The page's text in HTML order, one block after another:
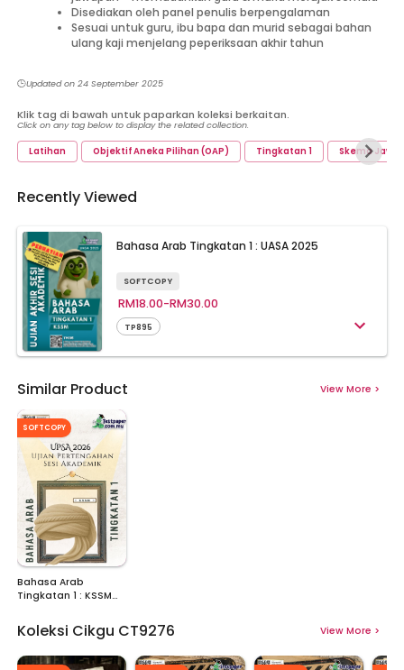
Disediakan oleh panel penulis berpengalaman
Sesuai untuk guru, ibu bapa dan murid sebagai bahan
ulang kaji menjelang peperiksaan akhir tahun
🕒Updated on 24 September 2025
Klik tag di bawah untuk paparkan koleksi berkaitan.
Click on any tag below to display the related collection.
Latihan Objektif Aneka Pilihan (OAP) Tingkatan 1 Skema
Recently Viewed
Bahasa Arab Tingkatan 1 : UASA 2025
SOFTCOPY
RM18.00-RM30.00
TP895
Similar Product View More >
SOFTCOPY
Bahasa Arab
Tingkatan 1 : KSSM
Koleksi Cikgu CT9276 View More >